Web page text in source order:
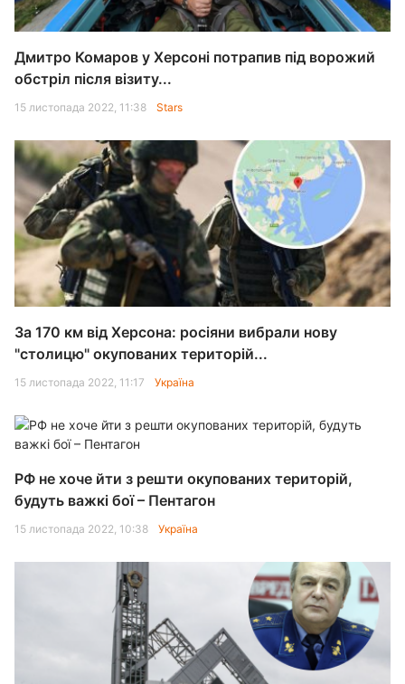
Дмитро Комаров у Херсоні потрапив під ворожий
обстріл після візиту...
15 листопада 2022, 11:38 Stars
За 170 км від Херсона: росіяни вибрали нову
"столицю" окупованих територій...
15 листопада 2022, 11:17 Україна
РФ не хоче йти з решти окупованих територій,
будуть важкі бої – Пентагон
15 листопада 2022, 10:38 Україна